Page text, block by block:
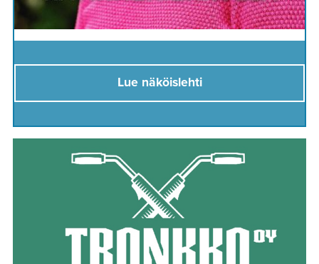
Lue näköislehti